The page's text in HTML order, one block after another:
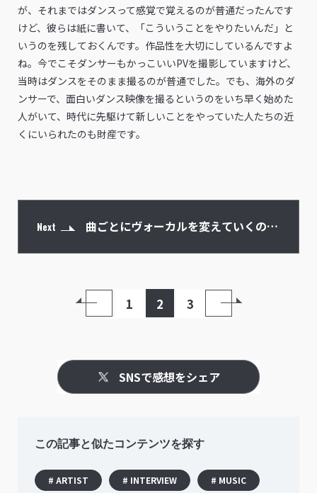
が、それまではダンスって感覚で覚えるのが普通だったんです
けど、彼らは紙に書いて、「こういうことをやりたいんだ」と
いうのを残しておくんです。作品性を大切にしているんですよ
ね。今でこそダンサーもかっこいいPVを撮影していますけど、
当時はダンスをそのまま撮るのが普通でした。でも、海外のダ
ンサーで、面白いダンス映像を撮るというのをいち早く始めた
人がいて、時代に先駆けて新しいことをやっていた人たちの近
くにいられたのも財産です。
Next 曲ごとにヴォーカルを変えていくのは
1 2 3
SNSで感想をシェア
この記事と似たコンテンツを探す
# ARTIST # INTERVIEW # MUSIC